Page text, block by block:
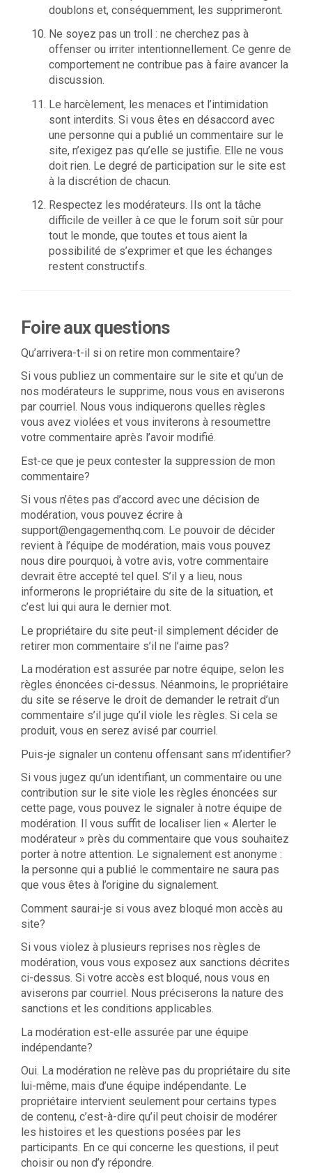
doublons et, conséquemment, les supprimeront.
Ne soyez pas un troll : ne cherchez pas à
offenser ou irriter intentionnellement. Ce genre de
comportement ne contribue pas à faire avancer la
discussion.
Le harcèlement, les menaces et l’intimidation
sont interdits. Si vous êtes en désaccord avec
une personne qui a publié un commentaire sur le
site, n’exigez pas qu’elle se justifie. Elle ne vous
doit rien. Le degré de participation sur le site est
à la discrétion de chacun.
Respectez les modérateurs. Ils ont la tâche
difficile de veiller à ce que le forum soit sûr pour
tout le monde, que toutes et tous aient la
possibilité de s’exprimer et que les échanges
restent constructifs.
Foire aux questions
Qu’arrivera-t-il si on retire mon commentaire?
Si vous publiez un commentaire sur le site et qu’un de
nos modérateurs le supprime, nous vous en aviserons
par courriel. Nous vous indiquerons quelles règles
vous avez violées et vous inviterons à resoumettre
votre commentaire après l’avoir modifié.
Est-ce que je peux contester la suppression de mon
commentaire?
Si vous n’êtes pas d’accord avec une décision de
modération, vous pouvez écrire à
support@engagementhq.com. Le pouvoir de décider
revient à l’équipe de modération, mais vous pouvez
nous dire pourquoi, à votre avis, votre commentaire
devrait être accepté tel quel. S’il y a lieu, nous
informerons le propriétaire du site de la situation, et
c’est lui qui aura le dernier mot.
Le propriétaire du site peut-il simplement décider de
retirer mon commentaire s’il ne l’aime pas?
La modération est assurée par notre équipe, selon les
règles énoncées ci-dessus. Néanmoins, le propriétaire
du site se réserve le droit de demander le retrait d’un
commentaire s’il juge qu’il viole les règles. Si cela se
produit, vous en serez avisé par courriel.
Puis-je signaler un contenu offensant sans m’identifier?
Si vous jugez qu’un identifiant, un commentaire ou une
contribution sur le site viole les règles énoncées sur
cette page, vous pouvez le signaler à notre équipe de
modération. Il vous suffit de localiser lien « Alerter le
modérateur » près du commentaire que vous souhaitez
porter à notre attention. Le signalement est anonyme :
la personne qui a publié le commentaire ne saura pas
que vous êtes à l’origine du signalement.
Comment saurai-je si vous avez bloqué mon accès au
site?
Si vous violez à plusieurs reprises nos règles de
modération, vous vous exposez aux sanctions décrites
ci-dessus. Si votre accès est bloqué, nous vous en
aviserons par courriel. Nous préciserons la nature des
sanctions et les conditions applicables.
La modération est-elle assurée par une équipe
indépendante?
Oui. La modération ne relève pas du propriétaire du site
lui-même, mais d’une équipe indépendante. Le
propriétaire intervient seulement pour certains types
de contenu, c’est-à-dire qu’il peut choisir de modérer
les histoires et les questions posées par les
participants. En ce qui concerne les questions, il peut
choisir ou non d’y répondre.